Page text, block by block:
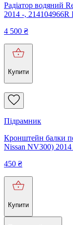
Радіатор водяний
2014 -, 214104966R
4 500 ₴
Купити
Підрамник
Кронштейн балки
Nissan NV300)
450 ₴
Купити